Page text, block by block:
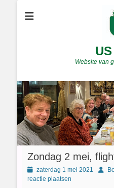
Website van
Zondag 2 mei,
Geplaatst
op
zaterdag 1 mei 2021
reactie plaatsen